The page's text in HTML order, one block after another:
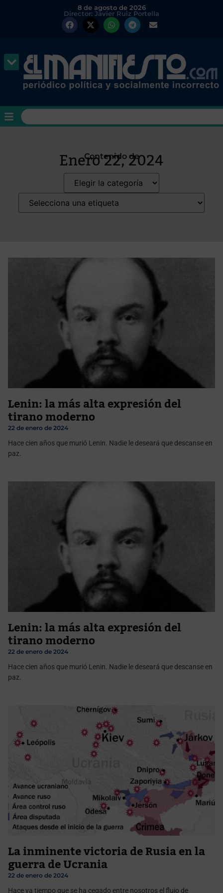
8 de agosto de 2026
Director: Javier Ruiz Portella
Contenido de
Enero 22, 2024
Lenin: la más alta expresión del
tirano moderno
22 de enero de 2024
Hace cien años que murió Lenin. Nadie le deseará que descanse en
paz.
Lenin: la más alta expresión del
tirano moderno
22 de enero de 2024
Hace cien años que murió Lenin. Nadie le deseará que descanse en
paz.
La inminente victoria de Rusia en la
guerra de Ucrania
22 de enero de 2024
Hace ya tiempo que se ha cegado entre nosotros el flujo de